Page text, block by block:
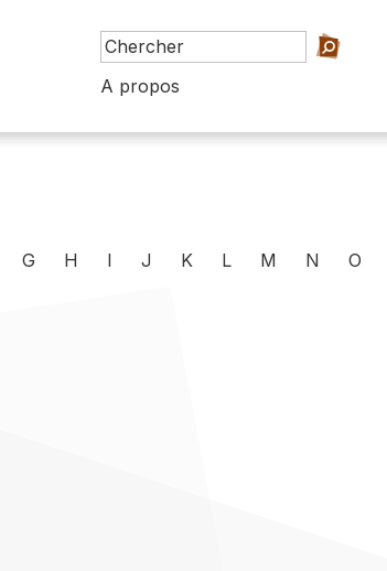
A propos
G H I J K L M N O